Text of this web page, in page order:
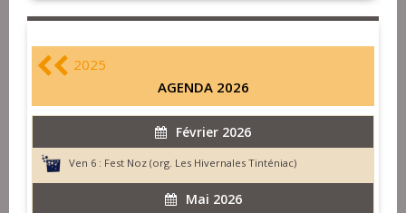
2025
AGENDA 2026
Février 2026
Ven 6 : Fest Noz (org. Les Hivernales Tinténiac)
Mai 2026